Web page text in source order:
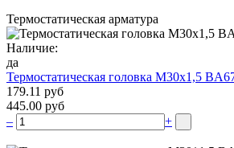
Термостатическая арматура
Наличие:
да
Термостатическая головка М30х1,5
179.11 руб
445.00 руб
–
+